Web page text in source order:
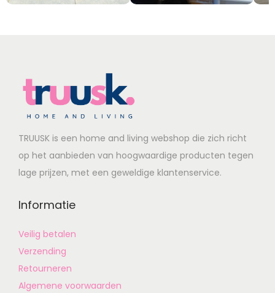
TRUUSK is een home and living webshop die zich richt
op het aanbieden van hoogwaardige producten tegen
lage prijzen, met een geweldige klantenservice.
Informatie
Veilig betalen
Verzending
Retourneren
Algemene voorwaarden